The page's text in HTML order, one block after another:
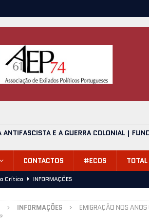
E A GUERRA COLONIAL |
CONTACTOS #ECOS
Crítico
INFORMAÇÕES
– Apresentação 11 de Julho 2026,
INFORMAÇÕES
EMIGRAÇÃO NOS